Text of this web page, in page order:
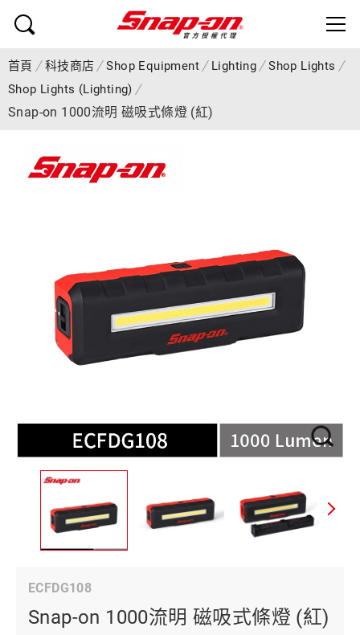
首頁 科技商店 Shop Equipment Lighting
Shop Lights
Shop Lights (Lighting)
Snap-on 1000流明 磁吸式條燈 (紅)
ECFDG108
Snap-on 1000流明 磁吸式條燈 (紅)